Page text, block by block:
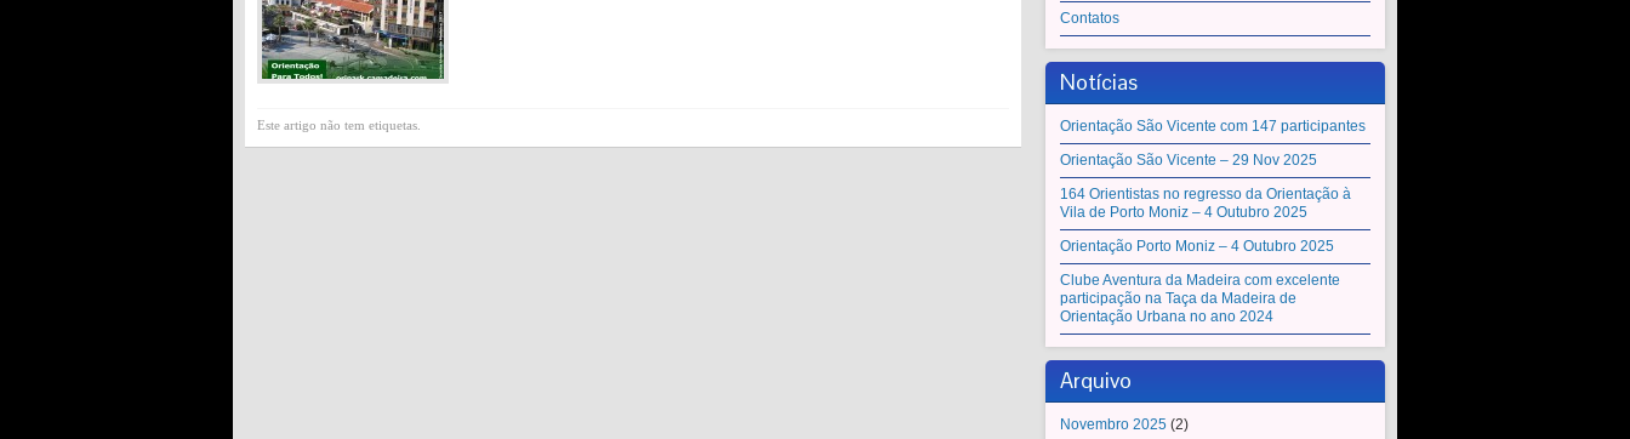
Este artigo não tem etiquetas.
Contatos
Notícias
Orientação São Vicente com 147 participantes
Orientação São Vicente – 29 Nov 2025
164 Orientistas no regresso da Orientação à
Vila de Porto Moniz – 4 Outubro 2025
Orientação Porto Moniz – 4 Outubro 2025
Clube Aventura da Madeira com excelente
participação na Taça da Madeira de
Orientação Urbana no ano 2024
Arquivo
Novembro 2025 (2)